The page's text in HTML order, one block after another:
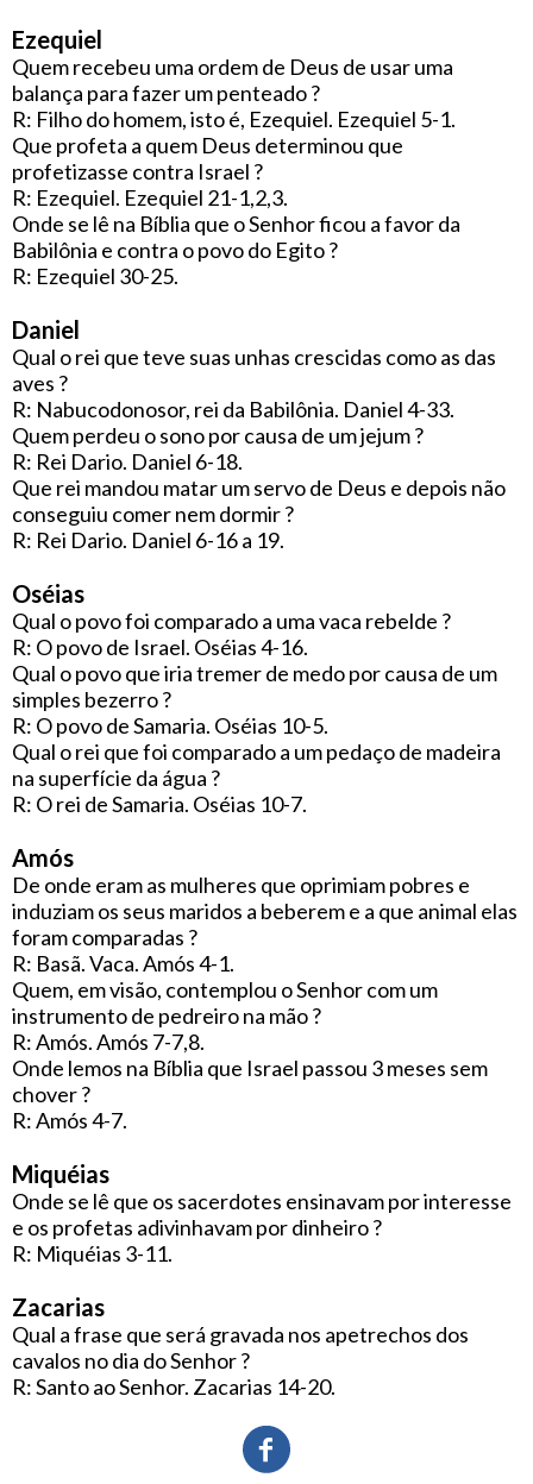
Ezequiel
Quem recebeu uma ordem de Deus de usar uma
balança para fazer um penteado ?
R: Filho do homem, isto é, Ezequiel. Ezequiel 5-1.
Que profeta a quem Deus determinou que
profetizasse contra Israel ?
R: Ezequiel. Ezequiel 21-1,2,3.
Onde se lê na Bíblia que o Senhor ficou a favor da
Babilônia e contra o povo do Egito ?
R: Ezequiel 30-25.
Daniel
Qual o rei que teve suas unhas crescidas como as das
aves ?
R: Nabucodonosor, rei da Babilônia. Daniel 4-33.
Quem perdeu o sono por causa de um jejum ?
R: Rei Dario. Daniel 6-18.
Que rei mandou matar um servo de Deus e depois não
conseguiu comer nem dormir ?
R: Rei Dario. Daniel 6-16 a 19.
Oséias
Qual o povo foi comparado a uma vaca rebelde ?
R: O povo de Israel. Oséias 4-16.
Qual o povo que iria tremer de medo por causa de um
simples bezerro ?
R: O povo de Samaria. Oséias 10-5.
Qual o rei que foi comparado a um pedaço de madeira
na superfície da água ?
R: O rei de Samaria. Oséias 10-7.
Amós
De onde eram as mulheres que oprimiam pobres e
induziam os seus maridos a beberem e a que animal elas
foram comparadas ?
R: Basã. Vaca. Amós 4-1.
Quem, em visão, contemplou o Senhor com um
instrumento de pedreiro na mão ?
R: Amós. Amós 7-7,8.
Onde lemos na Bíblia que Israel passou 3 meses sem
chover ?
R: Amós 4-7.
Miquéias
Onde se lê que os sacerdotes ensinavam por interesse
e os profetas adivinhavam por dinheiro ?
R: Miquéias 3-11.
Zacarias
Qual a frase que será gravada nos apetrechos dos
cavalos no dia do Senhor ?
R: Santo ao Senhor. Zacarias 14-20.